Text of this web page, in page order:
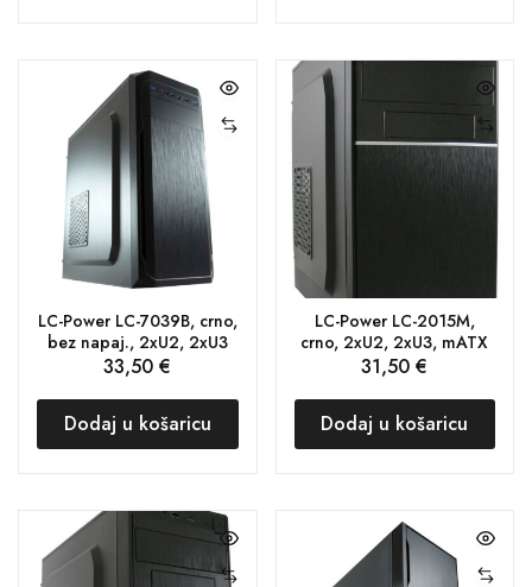
LC-Power LC-7039B, crno,
bez napaj., 2xU2, 2xU3
33,50€
Dodaj u košaricu
LC-Power LC-2015M,
crno, 2xU2, 2xU3, mATX
31,50€
Dodaj u košaricu